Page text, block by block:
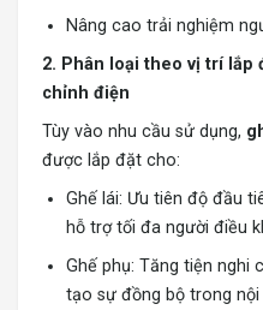
Nâng cao trải nghiệm
2. Phân loại theo vị trí lắp
chỉnh điện
Tùy vào nhu cầu sử dụng,
được lắp đặt cho:
Ghế lái: Ưu tiên độ đầu
hỗ trợ tối đa người điều
Ghế phụ: Tăng tiện nghi
tạo sự đồng bộ trong